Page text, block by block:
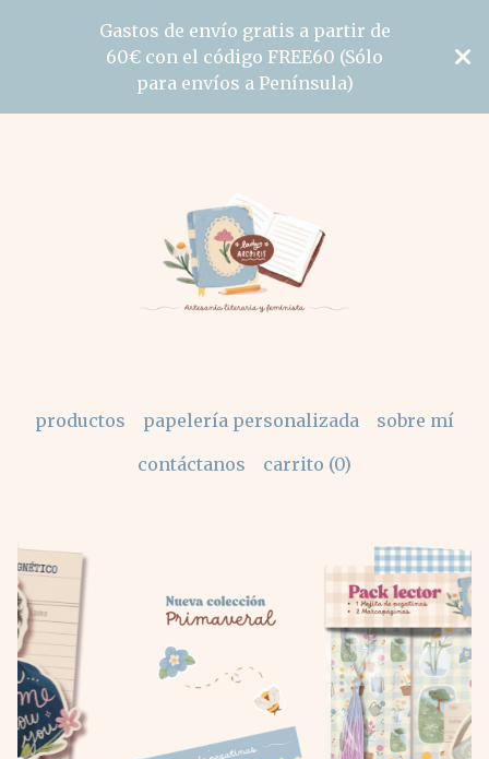
Gastos de envío gratis a partir de
60€ con el código FREE60 (Sólo
para envíos a Península)
productos papelería personalizada
sobre mí
contáctanos
carrito (0)